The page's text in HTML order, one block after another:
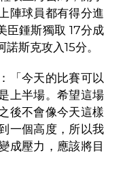
陣球員都有得分進
臣鍾斯獨取 17分成
諾斯克攻入15分。
「今天的比賽可以
上半場。希望這場
後不會像今天這樣
一個高度，所以我
成壓力，應該將目